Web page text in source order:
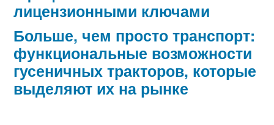
лицензионными ключами
Больше, чем просто транспорт:
функциональные возможности
гусеничных тракторов, которые
выделяют их на рынке